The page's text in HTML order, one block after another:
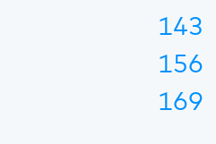
143
156
169